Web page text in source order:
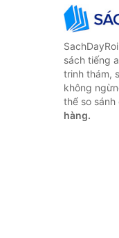
sách tiếng
trinh thám,
không
thể so
hàng.